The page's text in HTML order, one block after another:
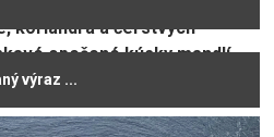
koriandra a čerstvých
opečené kúsky mandlí